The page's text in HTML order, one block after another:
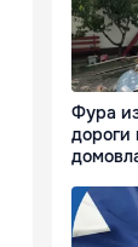
Фура
дороги